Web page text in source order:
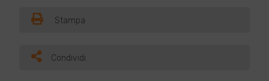
Stampa
Condividi